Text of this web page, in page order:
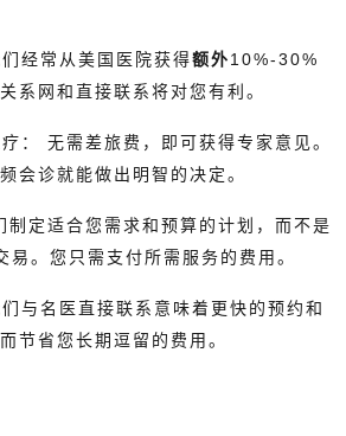
经常从美国医院获得额外10%-30%
系网和直接联系将对您有利。
：
无需差旅费，即可获得专家意见。
会诊就能做出明智的决定。
制定适合您需求和预算的计划，而不是
易。您只需支付所需服务的费用。
与名医直接联系意味着更快的预约和
节省您长期逗留的费用。